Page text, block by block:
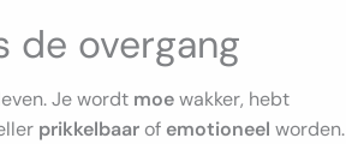
de overgang
Je wordt moewakker, hebt
prikkelbaar of emotioneel worden.